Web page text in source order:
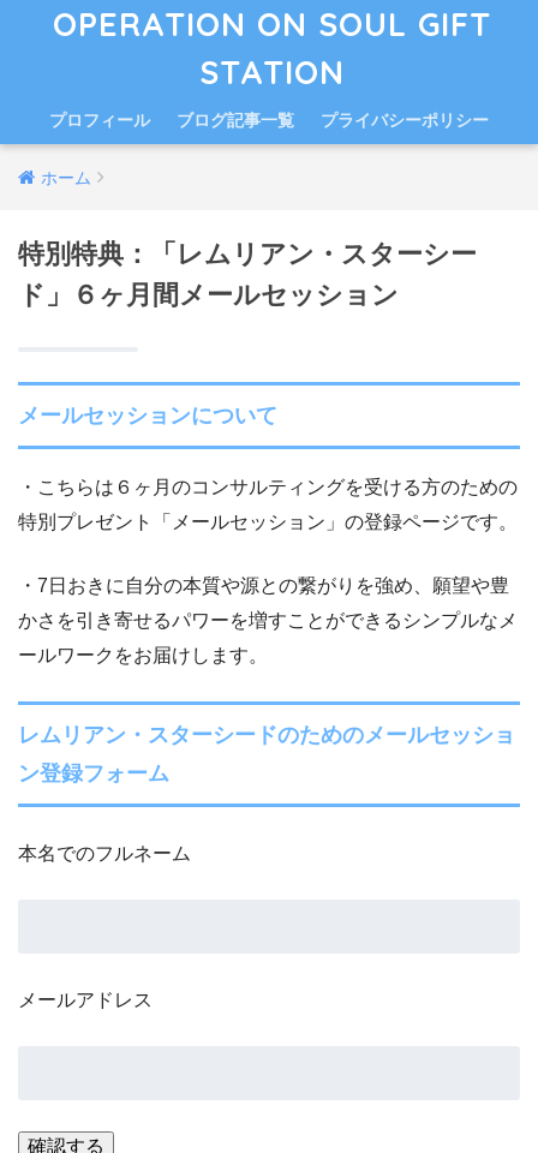
OPERATION ON SOUL GIFT
STATION
プロフィール ブログ記事一覧 プライバシーポリシー
ホーム
特別特典：「レムリアン・スターシー
ド」６ヶ月間メールセッション
メールセッションについて
・こちらは６ヶ月のコンサルティングを受ける方のための
特別プレゼント「メールセッション」の登録ページです。
・7日おきに自分の本質や源との繋がりを強め、願望や豊
かさを引き寄せるパワーを増すことができるシンプルなメ
ールワークをお届けします。
レムリアン・スターシードのためのメールセッショ
ン登録フォーム
本名でのフルネーム
メールアドレス